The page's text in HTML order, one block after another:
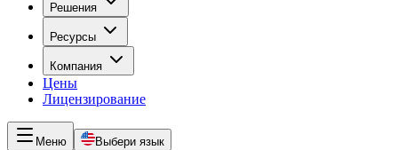
Решения
Ресурсы
Компания
Цены
Лицензирование
Меню Выбери язык